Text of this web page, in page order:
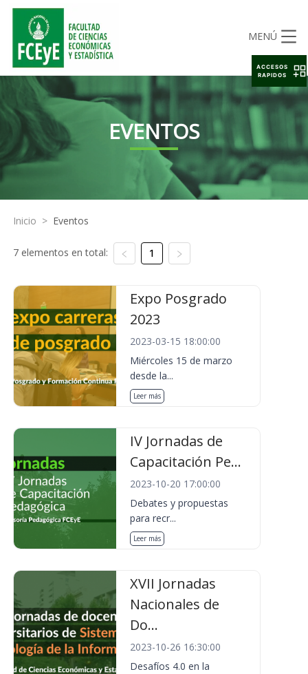
MENÚ
EVENTOS
Inicio > Eventos
7 elementos en total: 1
Expo Posgrado
2023
2023-03-15 18:00:00
Miércoles 15 de marzo
desde la...
Leer más
IV Jornadas de
Capacitación Pe...
2023-10-20 17:00:00
Debates y propuestas
para recr...
Leer más
XVII Jornadas
Nacionales de
Do...
2023-10-26 16:30:00
Desafíos 4.0 en la
ACCESOS
RAPIDOS